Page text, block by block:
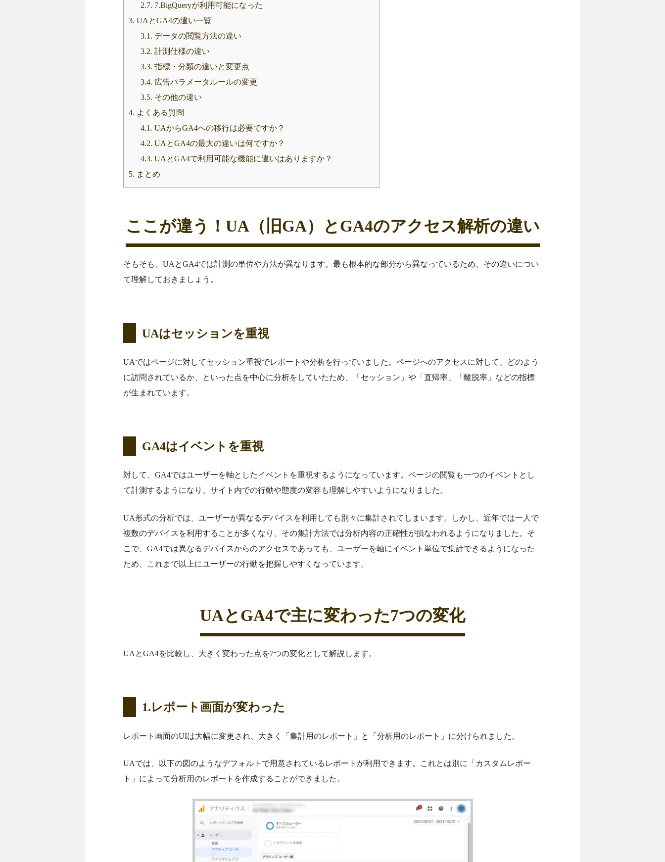
2.7. 7.BigQueryが利用可能になった
3. UAとGA4の違い一覧
3.1. データの閲覧方法の違い
3.2. 計測仕様の違い
3.3. 指標・分類の違いと変更点
3.4. 広告パラメータルールの変更
3.5. その他の違い
4. よくある質問
4.1. UAからGA4への移行は必要ですか？
4.2. UAとGA4の最大の違いは何ですか？
4.3. UAとGA4で利用可能な機能に違いはありますか？
5. まとめ
ここが違う！UA（旧GA）とGA4のアクセス解析の違い
そもそも、UAとGA4では計測の単位や方法が異なります。最も根本的な部分から異なっているため、その違いについ
て理解しておきましょう。
UAはセッションを重視
UAではページに対してセッション重視でレポートや分析を行っていました。ページへのアクセスに対して、どのよう
に訪問されているか、といった点を中心に分析をしていたため、「セッション」や「直帰率」「離脱率」などの指標
が生まれています。
GA4はイベントを重視
対して、GA4ではユーザーを軸としたイベントを重視するようになっています。ページの閲覧も一つのイベントとし
て計測するようになり、サイト内での行動や態度の変容も理解しやすいようになりました。
UA形式の分析では、ユーザーが異なるデバイスを利用しても別々に集計されてしまいます。しかし、近年では一人で
複数のデバイスを利用することが多くなり、その集計方法では分析内容の正確性が損なわれるようになりました。そ
こで、GA4では異なるデバイスからのアクセスであっても、ユーザーを軸にイベント単位で集計できるようになった
ため、これまで以上にユーザーの行動を把握しやすくなっています。
UAとGA4で主に変わった7つの変化
UAとGA4を比較し、大きく変わった点を7つの変化として解説します。
1.レポート画面が変わった
レポート画面のUIは大幅に変更され、大きく「集計用のレポート」と「分析用のレポート」に分けられました。
UAでは、以下の図のようなデフォルトで用意されているレポートが利用できます。これとは別に「カスタムレポー
ト」によって分析用のレポートを作成することができました。